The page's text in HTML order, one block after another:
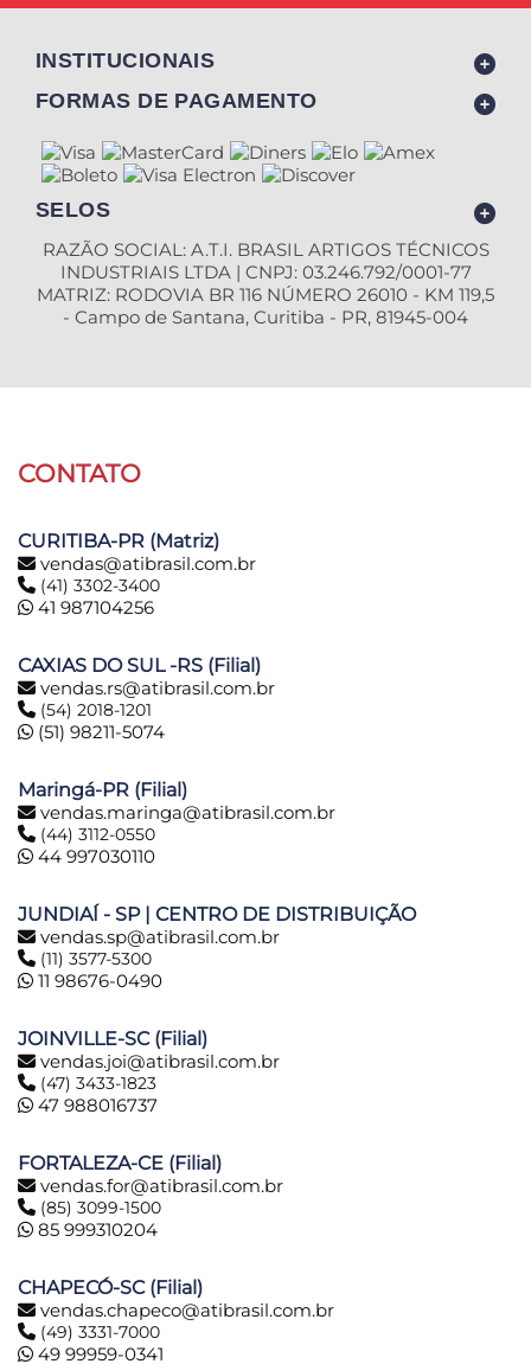
INSTITUCIONAIS
FORMAS DE PAGAMENTO
SELOS
RAZÃO SOCIAL: A.T.I. BRASIL ARTIGOS TÉCNICOS
INDUSTRIAIS LTDA | CNPJ: 03.246.792/0001-77
MATRIZ: RODOVIA BR 116 NÚMERO 26010 - KM 119,5
- Campo de Santana, Curitiba - PR, 81945-004
CONTATO
CURITIBA-PR (Matriz)
vendas@atibrasil.com.br
(41) 3302-3400
41 987104256
CAXIAS DO SUL -RS (Filial)
vendas.rs@atibrasil.com.br
(54) 2018-1201
(51) 98211-5074
Maringá-PR (Filial)
vendas.maringa@atibrasil.com.br
(44) 3112-0550
44 997030110
JUNDIAÍ - SP | CENTRO DE DISTRIBUIÇÃO
vendas.sp@atibrasil.com.br
(11) 3577-5300
11 98676-0490
JOINVILLE-SC (Filial)
vendas.joi@atibrasil.com.br
(47) 3433-1823
47 988016737
FORTALEZA-CE (Filial)
vendas.for@atibrasil.com.br
(85) 3099-1500
85 999310204
CHAPECÓ-SC (Filial)
vendas.chapeco@atibrasil.com.br
(49) 3331-7000
49 99959-0341